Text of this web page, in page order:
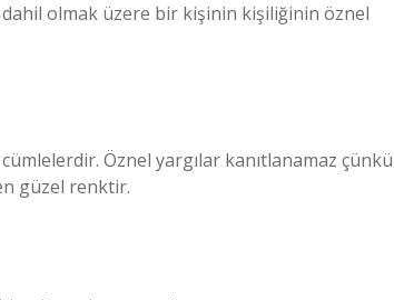
olmak üzere bir kişinin kişiliğinin öznel
Öznel yargılar kanıtlanamaz çünkü
güzel renktir.